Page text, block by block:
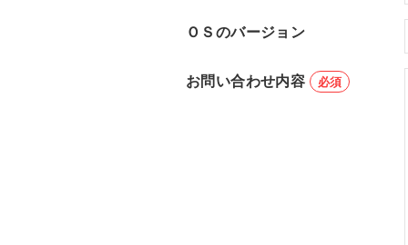
ＯＳのバージョン
お問い合わせ内容 必須